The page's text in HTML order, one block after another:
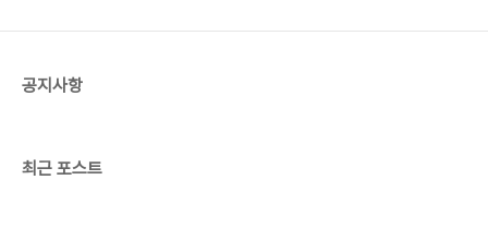
변호사, 안기종 환자단체연합회 대표, 윤중 가정의학
공지사항
최근 포스트